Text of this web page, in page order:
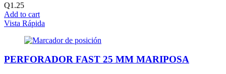
Q1.25
Add to cart
Vista Rápida
PERFORADOR FAST 25 MM MARIPOSA